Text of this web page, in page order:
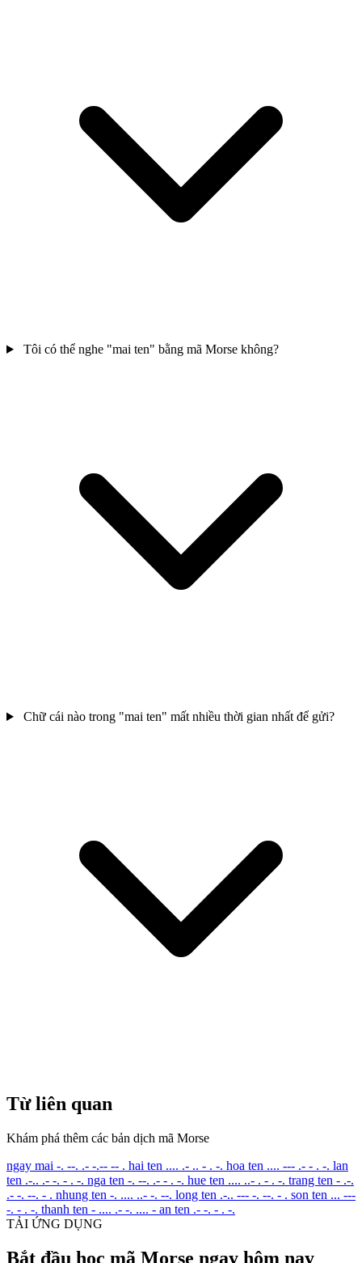
Tôi có thể nghe "mai ten" bằng mã Morse không?
Chữ cái nào trong "mai ten" mất nhiều thời gian nhất để gửi?
Từ liên quan
Khám phá thêm các bản dịch mã Morse
ngay mai -. --. .- -.-- -- . hai ten .... .- .. - . -. hoa ten .... --- .- - . -. lan
ten .-.. .- -. - . -. nga ten -. --. .- - . -. hue ten .... ..- . - . -. trang ten - .-.
.- -. --. - . nhung ten -. .... ..- -. --. long ten .-.. --- -. --. - . son ten ... ---
-. - . -. thanh ten - .... .- -. .... - an ten .- -. - . -.
TẢI ỨNG DỤNG
Bắt đầu học mã Morse ngay hôm nay